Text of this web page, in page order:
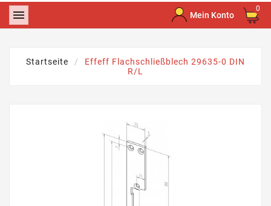
 Mein Konto
0
Startseite
Effeff Flachschließblech 29635-0 DIN
R/L